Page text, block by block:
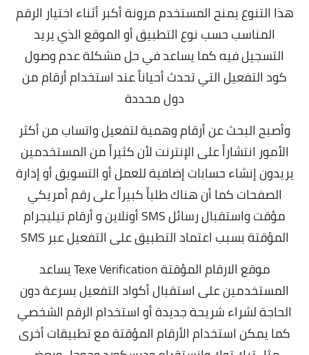
هذا التنوع يمنح المستخدم مرونة أكبر أثناء اختيار الرقم
المناسب حسب نوع التطبيق أو الموقع الذي يريد
التسجيل فيه كما يساعد في حل مشكلة عدم وصول
كود التفعيل التي تحدث أحياناً عند استخدام أرقام من
دول محددة
وأصبح البحث عن أرقام وهمية لتفعيل واتساب من أكثر
الأمور انتشاراً على الإنترنت لأن كثيراً من المستخدمين
يريدون إنشاء حسابات إضافية للعمل أو التسويق أو إدارة
الصفحات كما أن هناك طلباً كبيراً على رقم أمريكي
مؤقت واستقبال رسائل SMS أونلاين و أرقام تيليجرام
المؤقتة بسبب اعتماد التطبيق على التفعيل عبر SMS
موقع الارقام المؤقتة Texe Verification يساعد
المستخدمين على استقبال أكواد التفعيل بسرعة دون
الحاجة لشراء شريحة جديدة أو استخدام الرقم الشخصي
كما يمكن استخدام الأرقام المؤقتة مع تطبيقات أخرى